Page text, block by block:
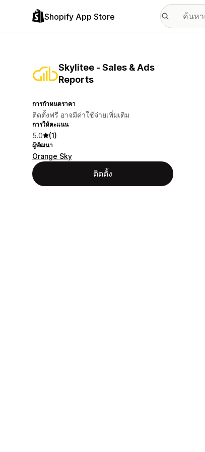
Shopify App Store
Skylitee ‑ Sales & Ads
Reports
การกำหนดราคา
ติดตั้งฟรี อาจมีค่าใช้จ่ายเพิ่มเติม
การให้คะแนน
5.0 (1)
ผู้พัฒนา
Orange Sky
ติดตั้ง